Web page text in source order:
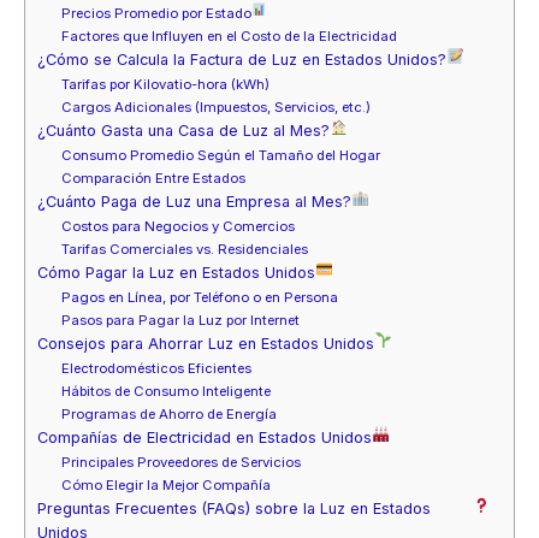
Precios Promedio por Estado
Factores que Influyen en el Costo de la Electricidad
¿Cómo se Calcula la Factura de Luz en Estados Unidos?
Tarifas por Kilovatio-hora (kWh)
Cargos Adicionales (Impuestos, Servicios, etc.)
¿Cuánto Gasta una Casa de Luz al Mes?
Consumo Promedio Según el Tamaño del Hogar
Comparación Entre Estados
¿Cuánto Paga de Luz una Empresa al Mes?
Costos para Negocios y Comercios
Tarifas Comerciales vs. Residenciales
Cómo Pagar la Luz en Estados Unidos
Pagos en Línea, por Teléfono o en Persona
Pasos para Pagar la Luz por Internet
Consejos para Ahorrar Luz en Estados Unidos
Electrodomésticos Eficientes
Hábitos de Consumo Inteligente
Programas de Ahorro de Energía
Compañías de Electricidad en Estados Unidos
Principales Proveedores de Servicios
Cómo Elegir la Mejor Compañía
Preguntas Frecuentes (FAQs) sobre la Luz en Estados
Unidos